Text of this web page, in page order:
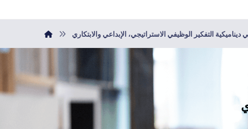
ديناميكية التفكير الوظيفي الاستراتيجي، الإبداعي والابتكاري